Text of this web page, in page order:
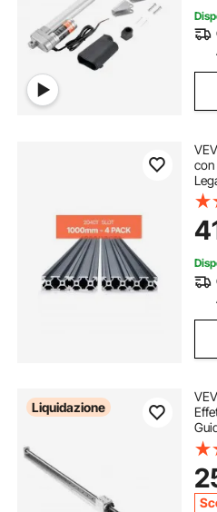
con
Liquidazione
per